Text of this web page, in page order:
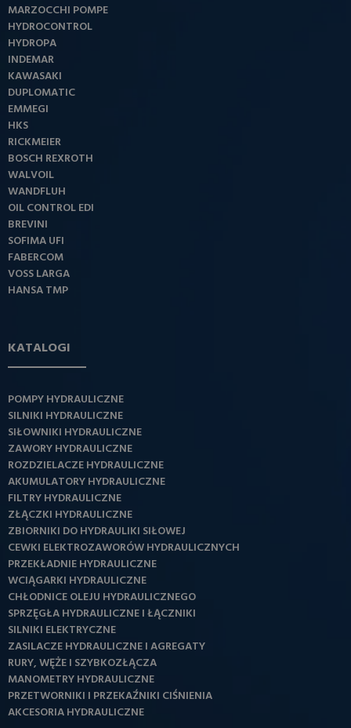
MARZOCCHI POMPE
HYDROCONTROL
HYDROPA
INDEMAR
KAWASAKI
DUPLOMATIC
EMMEGI
HKS
RICKMEIER
BOSCH REXROTH
WALVOIL
WANDFLUH
OIL CONTROL EDI
BREVINI
SOFIMA UFI
FABERCOM
VOSS LARGA
HANSA TMP
KATALOGI
POMPY HYDRAULICZNE
SILNIKI HYDRAULICZNE
SIŁOWNIKI HYDRAULICZNE
ZAWORY HYDRAULICZNE
ROZDZIELACZE HYDRAULICZNE
AKUMULATORY HYDRAULICZNE
FILTRY HYDRAULICZNE
ZŁĄCZKI HYDRAULICZNE
ZBIORNIKI DO HYDRAULIKI SIŁOWEJ
CEWKI ELEKTROZAWORÓW HYDRAULICZNYCH
PRZEKŁADNIE HYDRAULICZNE
WCIĄGARKI HYDRAULICZNE
CHŁODNICE OLEJU HYDRAULICZNEGO
SPRZĘGŁA HYDRAULICZNE I ŁĄCZNIKI
SILNIKI ELEKTRYCZNE
ZASILACZE HYDRAULICZNE I AGREGATY
RURY, WĘŻE I SZYBKOZŁĄCZA
MANOMETRY HYDRAULICZNE
PRZETWORNIKI I PRZEKAŹNIKI CIŚNIENIA
AKCESORIA HYDRAULICZNE